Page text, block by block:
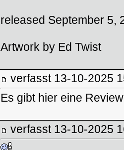
released September 5,
Artwork by Ed Twist
verfasst 13-10-2025
Es gibt hier eine
verfasst 13-10-2025